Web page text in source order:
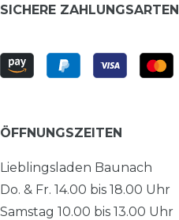
SICHERE ZAHLUNGSARTEN
ÖFFNUNGSZEITEN
Lieblingsladen Baunach
Do. & Fr. 14.00 bis 18.00 Uhr
Samstag 10.00 bis 13.00 Uhr